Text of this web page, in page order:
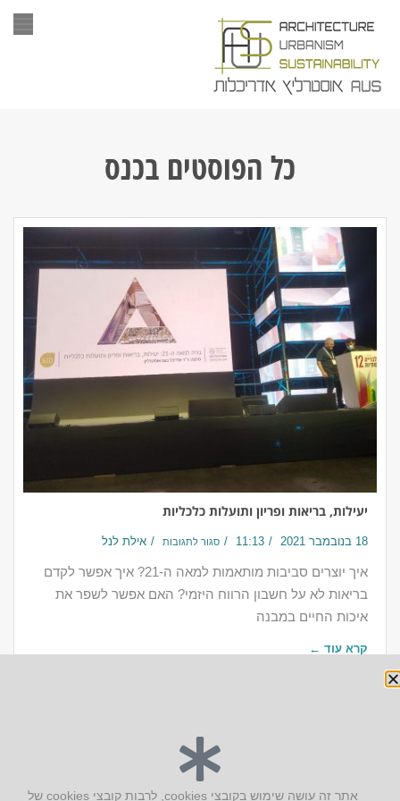
כל הפוסטים בכנס
יעילות, בריאות ופריון ותועלות כלכליות
18 בנובמבר 2021 11:13 סגור לתגובות אילת לנל
איך יוצרים סביבות מותאמות למאה ה-21? איך אפשר לקדם
בריאות לא על חשבון הרווח היזמי? האם אפשר לשפר את
איכות החיים במבנה
קרא עוד ←
אתר זה עושה שימוש בקובצי cookies, לרבות קובצי cookies של